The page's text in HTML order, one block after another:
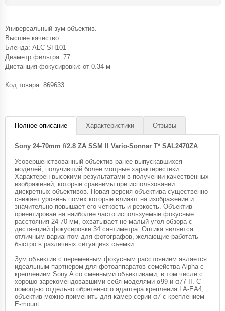
Универсальный зум объектив.
Высшее качество.
Бленда: ALC-SH101
Диаметр фильтра: 77
Дистанция фокусировки: от 0.34 м
Код товара: 869633
Полное описание Характеристики Отзывы
Sony 24-70mm f/2.8 ZA SSM II Vario-Sonnar T* SAL2470ZA
Усовершенствованный объектив ранее выпускавшихся
моделей, получивший более мощные характеристики.
Характерен высокими результатами в получении качественных
изображений, которые сравнимы при использовании
дискретных объективов. Новая версия объектива существенно
снижает уровень помех которые влияют на изображение и
значительно повышает его четкость и резкость. Объектив
ориентирован на наиболее часто используемые фокусные
расстояния 24-70 мм, охватывает не малый угол обзора с
дистанцией фокусировки 34 сантиметра. Оптика является
отличным вариантом для фотографов, желающие работать
быстро в различных ситуациях съемки.
Зум объектив с переменным фокусным расстоянием является
идеальным партнером для фотоаппаратов семейства Alpha с
креплением Sony A со сменными объективами, в том числе с
хорошо зарекомендовавшими себя моделями α99 и α77 II. С
помощью отдельно обретенного адаптера крепления LA-EA4,
объектив можно применить для камер серии α7 с креплением
E-mount.